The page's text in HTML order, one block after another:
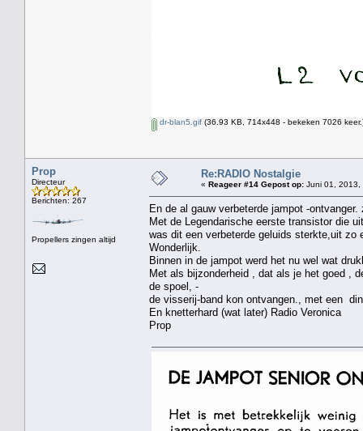
dr-blan5.gif (36.93 KB, 714x448 - bekeken 7026
Prop
Directeur
Berichten: 267
Propellers zingen altijd
Re:RADIO Nostalgie
« Reageer #14 Gepost op: Juni 01, 2013,
En de al gauw verbeterde jampot -ontvanger.
Met de Legendarische eerste transistor die
was dit een verbeterde geluids sterkte,uit zo
Wonderlijk.
Binnen in de jampot werd het nu wel wat
Met als bijzonderheid , dat als je het goed ,
de spoel, -
de visserij-band kon ontvangen., met een
En knetterhard (wat later) Radio Veronica
Prop